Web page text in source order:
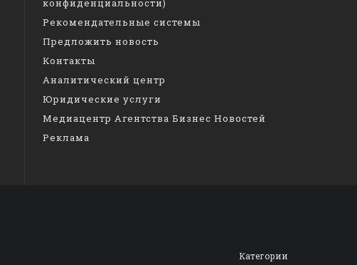
конфиденциальности)
Рекомендательные системы
Предложить новость
Контакты
Аналитический центр
Юридические услуги
Медиацентр Агентства Бизнес Новостей
Реклама
Категории